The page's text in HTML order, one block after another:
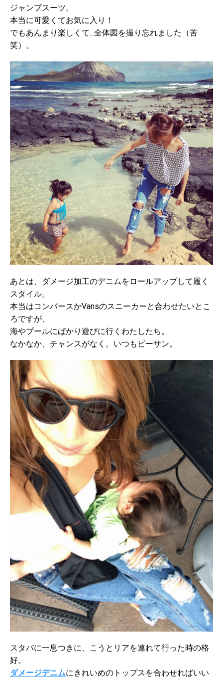
ジャンプスーツ。
本当に可愛くてお気に入り！
でもあんまり楽しくて...全体図を撮り忘れました（苦
笑）。
あとは、ダメージ加工のデニムをロールアップして履く
スタイル。
本当はコンバースかVansのスニーカーと合わせたいとこ
ろですが、
海やプールにばかり遊びに行くわたしたち。
なかなか、チャンスがなく。いつもビーサン。
スタバに一息つきに、こうとリアを連れて行った時の格
好。
ダメージデニムにきれいめのトップスを合わせればいい